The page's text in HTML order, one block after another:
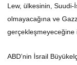
Lew, ülkesinin,
olmayacağına ve
gerçekleşmeyeceğine
ABD’nin İsrail